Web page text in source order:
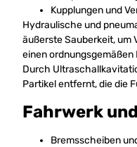
Kupplungen und
Hydraulische und
äußerste Sauberkeit, um
einen
Durch
Partikel entfernt, die die
Fahrwerk
Bremsscheiben